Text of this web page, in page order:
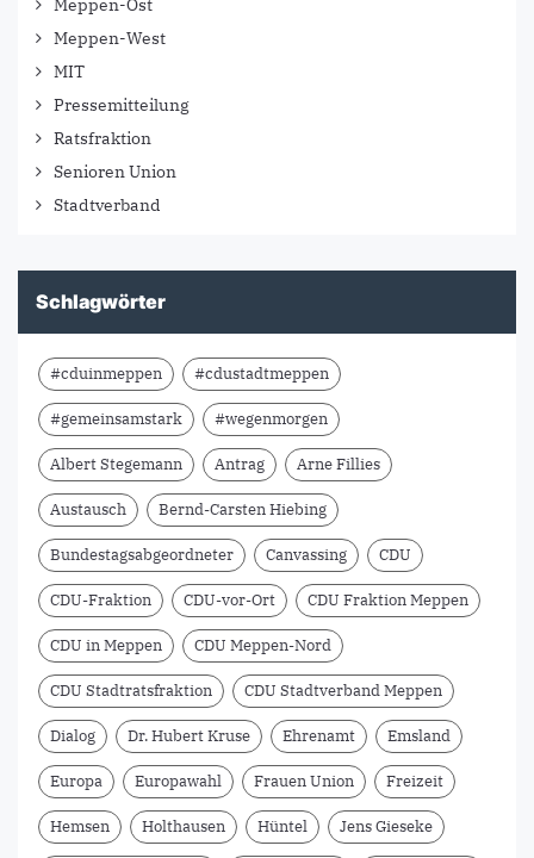
Meppen-Ost
Meppen-West
MIT
Pressemitteilung
Ratsfraktion
Senioren Union
Stadtverband
Schlagwörter
#cduinmeppen #cdustadtmeppen
#gemeinsamstark #wegenmorgen
Albert Stegemann Antrag Arne Fillies
Austausch Bernd-Carsten Hiebing
Bundestagsabgeordneter Canvassing CDU
CDU-Fraktion CDU-vor-Ort CDU Fraktion Meppen
CDU in Meppen CDU Meppen-Nord
CDU Stadtratsfraktion CDU Stadtverband Meppen
Dialog Dr. Hubert Kruse Ehrenamt Emsland
Europa Europawahl Frauen Union Freizeit
Hemsen Holthausen Hüntel Jens Gieseke